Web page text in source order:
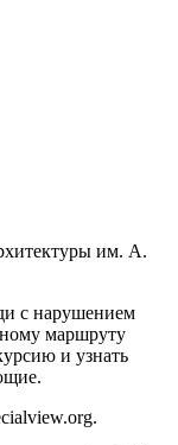
им. А.
с нарушением
маршруту
и узнать